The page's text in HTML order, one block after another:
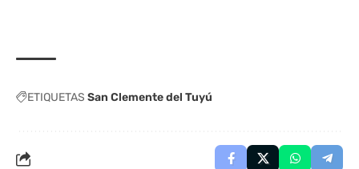
ETIQUETAS San Clemente del Tuyú